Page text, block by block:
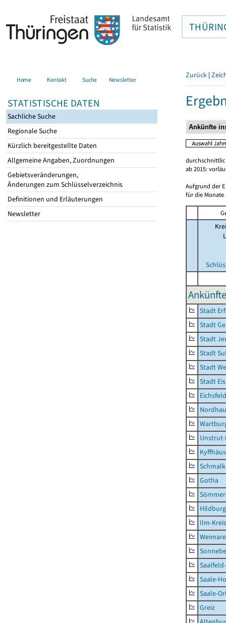
Home Kontakt Suche Newsletter
STATISTISCHE DATEN
Sachliche Suche
Regionale Suche
Kürzlich bereitgestellte Daten
Allgemeine Angaben, Zuordnungen
Gebietsveränderungen,
Änderungen zum Schlüsselverzeichnis
Definitionen und Erläuterungen
Newsletter
Zurück |
ab 2015:
Aufgrund der
für die Monate
Stadt
Stadt
Stadt
Stadt
Stadt
Stadt
Eichsfeld
Gotha
Ilm-Kreis
Saale-
Saale-
Greiz